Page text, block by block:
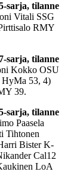
sarja, tilanne
Vitali SSG
RMY
sarja, tilanne
Kokko OSU
53, 4)
39.
sarja, tilanne
Paasela
Tihtonen
Bister K-
Cal12
LoA